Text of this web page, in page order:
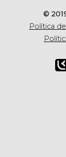
©
Política